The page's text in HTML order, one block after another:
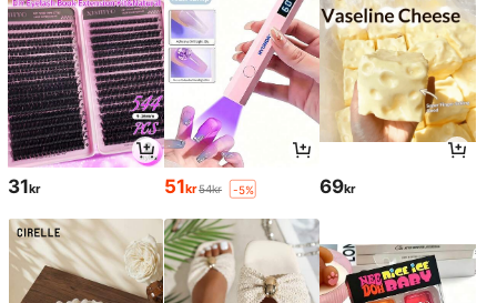
31kr 51kr54kr -5% 69kr